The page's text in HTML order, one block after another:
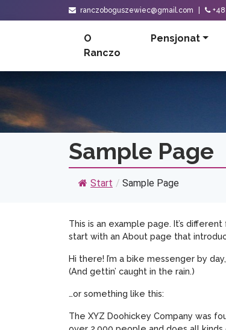
ranczoboguszewiec@gmail.com
O
Ranczo
Pensjonat
Sample Page
Start / Sample Page
This is an example page. It’s
start with an About page that
Hi there! I’m a bike messenger by
(And gettin’ caught in the rain.)
…or something like this:
The XYZ Doohickey Company was